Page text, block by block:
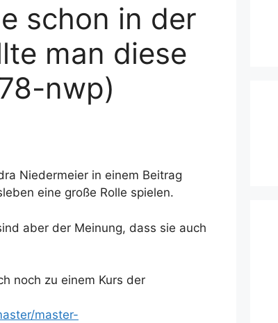
schon in der
man diese
nwp)
Niedermeier in einem Beitrag
eine große Rolle spielen.
aber der Meinung, dass sie auch
noch zu einem Kurs der
master-